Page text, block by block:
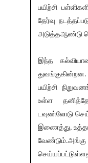
பயிற்சி
தேர்வு
அடுத்தஆண்டு
இந்த
பயிற்சி
உள்ள
டவுண்லோடு
இணைத்து,
வேண்டும்.அங்கு